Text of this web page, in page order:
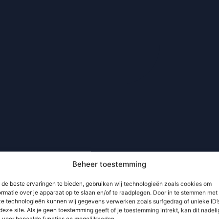
Beheer toestemming
de beste ervaringen te bieden, gebruiken wij technologieën zoals cookies om
over je apparaat op te slaan en/of te raadplegen. Door in te stemmen met
technologieën kunnen wij gegevens verwerken zoals surfgedrag of unieke
site. Als je geen toestemming geeft of je toestemming intrekt, kan dit